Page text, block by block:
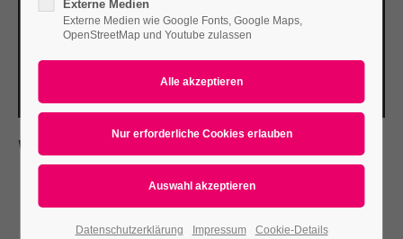
Whats new
L
orem ipsum dolor sit amet, consectetuer adipiscing
elit. Aenean commodo ligula eget dolor. Aenean massa.
Cum sociis natoque penatibus et magnis.
Externe Medien
Externe Medien wie Google Fonts, Google Maps,
OpenStreetMap und Youtube zulassen
Datenschutzerklärung Impressum Cookie-Details